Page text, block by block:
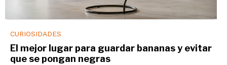
CURIOSIDADES
El mejor lugar para guardar bananas y evitar
que se pongan negras